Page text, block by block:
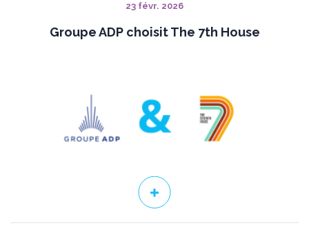
23 févr. 2026
Groupe ADP choisit The 7th House